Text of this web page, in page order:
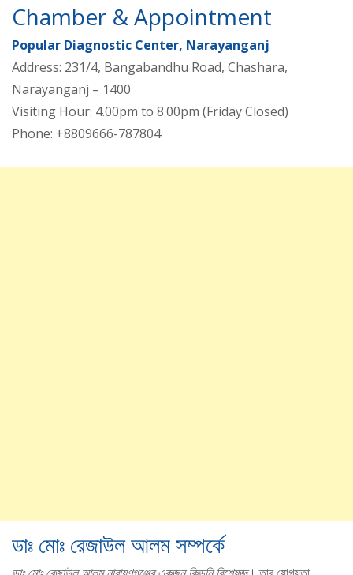
Chamber & Appointment
Popular Diagnostic Center, Narayanganj
Address: 231/4, Bangabandhu Road, Chashara,
Narayanganj – 1400
Visiting Hour: 4.00pm to 8.00pm (Friday Closed)
Phone: +8809666-787804
ডাঃ মোঃ রেজাউল আলম সম্পর্কে